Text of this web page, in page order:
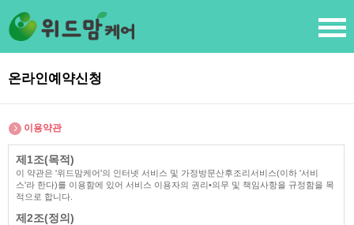
온라인예약신청
이용약관
제1조(목적)
이 약관은 '위드맘케어'의 인터넷 서비스 및 가정방문산후조리서비스(이하 '서비
스'라 한다)를 이용함에 있어 서비스 이용자의 권리•의무 및 책임사항을 규정함을 목
적으로 합니다.
제2조(정의)